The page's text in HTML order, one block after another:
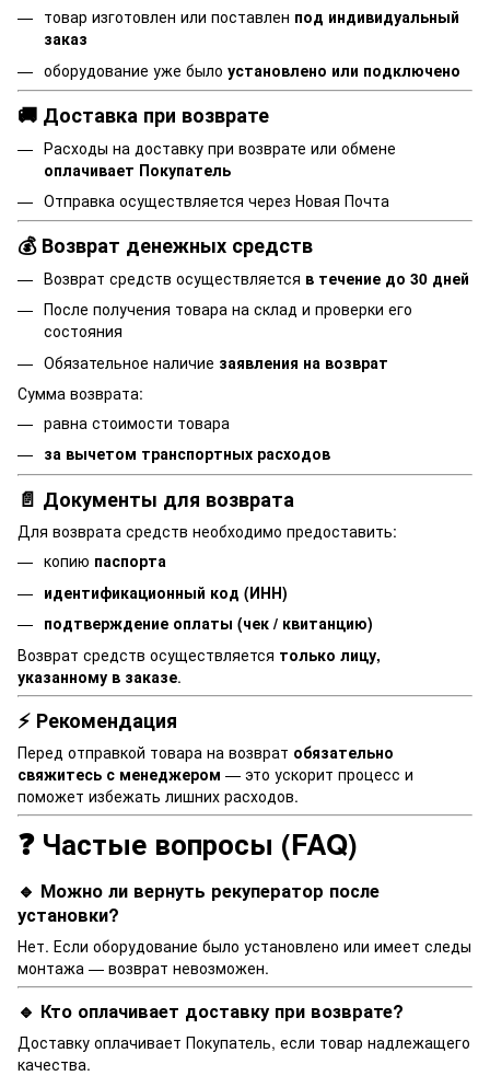
товар изготовлен или поставлен под индивидуальный
заказ
оборудование уже было установлено или подключено
🚚 Доставка при возврате
Расходы на доставку при возврате или обмене
оплачивает Покупатель
Отправка осуществляется через Новая Почта
💰 Возврат денежных средств
Возврат средств осуществляется в течение до 30 дней
После получения товара на склад и проверки его
состояния
Обязательное наличие заявления на возврат
Сумма возврата:
равна стоимости товара
за вычетом транспортных расходов
📄 Документы для возврата
Для возврата средств необходимо предоставить:
копию паспорта
идентификационный код (ИНН)
подтверждение оплаты (чек / квитанцию)
Возврат средств осуществляется только лицу,
указанному в заказе.
⚡ Рекомендация
Перед отправкой товара на возврат обязательно
свяжитесь с менеджером — это ускорит процесс и
поможет избежать лишних расходов.
❓ Частые вопросы (FAQ)
🔹 Можно ли вернуть рекуператор после
установки?
Нет. Если оборудование было установлено или имеет следы
монтажа — возврат невозможен.
🔹 Кто оплачивает доставку при возврате?
Доставку оплачивает Покупатель, если товар надлежащего
качества.